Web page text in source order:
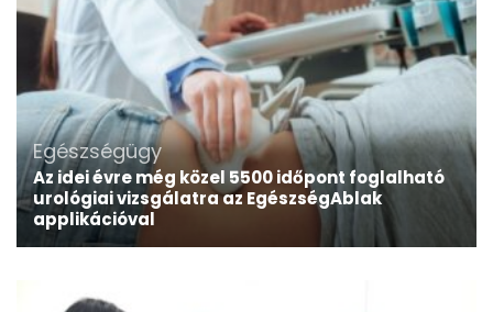
Egészségügy
Az idei évre még közel 5500 időpont foglalható
urológiai vizsgálatra az EgészségAblak
applikációval